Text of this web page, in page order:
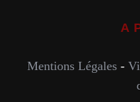
A
Mentions Légales-